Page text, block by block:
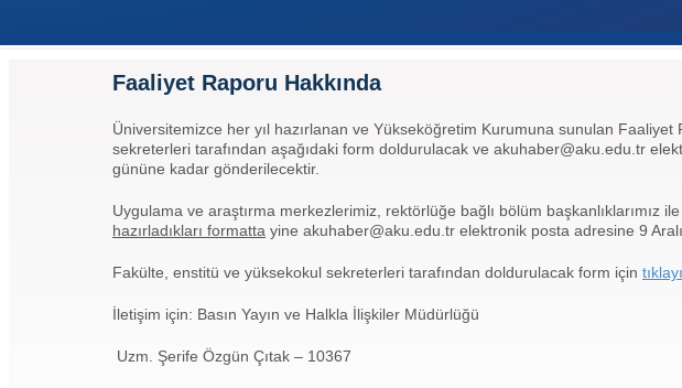
Faaliyet Raporu Hakkında
Üniversitemizce her yıl hazırlanan ve Yükseköğretim Kurumuna sunulan
sekreterleri tarafından aşağıdaki form doldurulacak ve akuhaber@aku.edu.tr
gününe kadar gönderilecektir.
Uygulama ve araştırma merkezlerimiz, rektörlüğe bağlı bölüm başkanlıklarımız ile
hazırladıkları formatta yine akuhaber@aku.edu.tr elektronik posta adresine 9
Fakülte, enstitü ve yüksekokul sekreterleri tarafından doldurulacak form için
İletişim için: Basın Yayın ve Halkla İlişkiler Müdürlüğü
Uzm. Şerife Özgün Çıtak – 10367